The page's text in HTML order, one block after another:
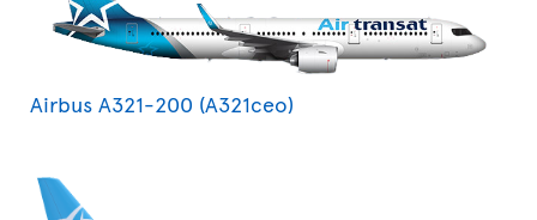
Airbus A321-200 (A321ceo)